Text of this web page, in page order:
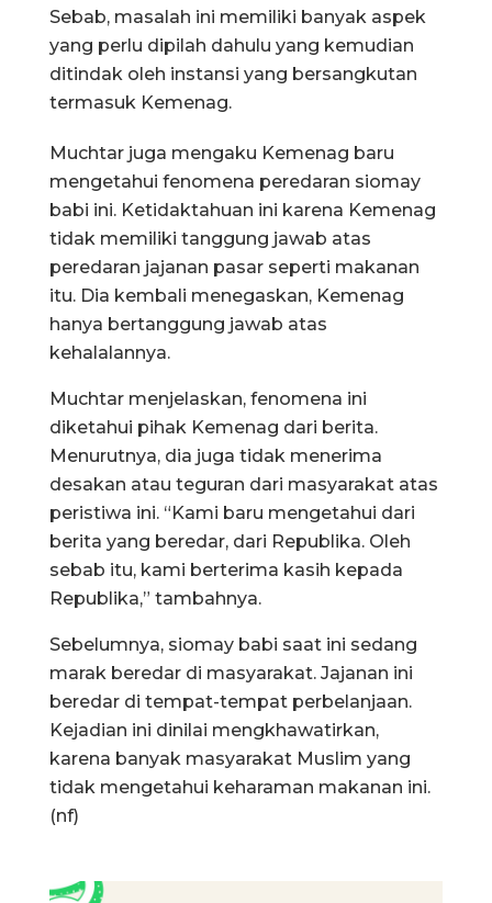
Sebab, masalah ini memiliki banyak aspek
yang perlu dipilah dahulu yang kemudian
ditindak oleh instansi yang bersangkutan
termasuk Kemenag.
Muchtar juga mengaku Kemenag baru
mengetahui fenomena peredaran siomay
babi ini. Ketidaktahuan ini karena Kemenag
tidak memiliki tanggung jawab atas
peredaran jajanan pasar seperti makanan
itu. Dia kembali menegaskan, Kemenag
hanya bertanggung jawab atas
kehalalannya.
Muchtar menjelaskan, fenomena ini
diketahui pihak Kemenag dari berita.
Menurutnya, dia juga tidak menerima
desakan atau teguran dari masyarakat atas
peristiwa ini. “Kami baru mengetahui dari
berita yang beredar, dari Republika. Oleh
sebab itu, kami berterima kasih kepada
Republika,” tambahnya.
Sebelumnya, siomay babi saat ini sedang
marak beredar di masyarakat. Jajanan ini
beredar di tempat-tempat perbelanjaan.
Kejadian ini dinilai mengkhawatirkan,
karena banyak masyarakat Muslim yang
tidak mengetahui keharaman makanan ini.
(nf)